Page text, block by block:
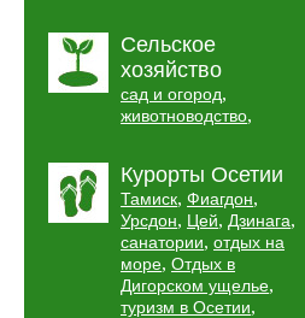
Сельское
хозяйство
сад и огород,
животноводство,
Курорты Осетии
Тамиск, Фиагдон,
Урсдон, Цей, Дзинага,
санатории, отдых на
море, Отдых в
Дигорском ущелье,
туризм в Осетии,